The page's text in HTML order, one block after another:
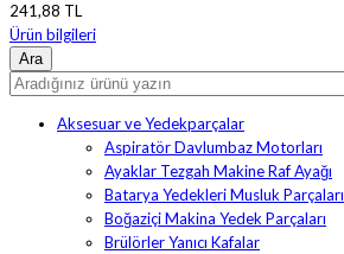
241,88 TL
Ürün bilgileri
Aksesuar ve Yedekparçalar
Aspiratör Davlumbaz Motorları
Ayaklar Tezgah Makine Raf Ayağı
Batarya Yedekleri Musluk Parçaları
Boğaziçi Makina Yedek Parçaları
Brülörler Yanıcı Kafalar